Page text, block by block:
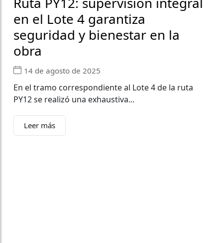
en el Lote 4 garantiza
seguridad y bienestar en la
obra
14 de agosto de 2025
En el tramo correspondiente al Lote 4 de la ruta
PY12 se realizó una exhaustiva...
Leer más